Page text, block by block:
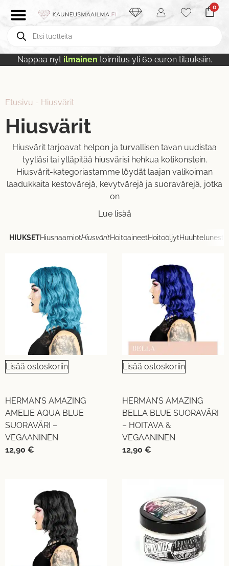
0
Nappaa nyt ilmainen toimitus yli 60 euron tilauksiin.
Etusivu - Hiusvärit
Hiusvärit
Hiusvärit tarjoavat helpon ja turvallisen tavan uudistaa
tyyliäsi tai ylläpitää hiusvärisi hehkua kotikonstein.
Hiusvärit-kategoriastamme löydät laajan valikoiman
laadukkaita kestovärejä, kevytvärejä ja suoravärejä, jotka
on
Lue lisää
HIUKSETHiusnaamiotHiusväritHoitoaineetHoitoöljyt
Lisää ostoskoriin
HERMAN’S AMAZING
AMELIE AQUA BLUE
SUORAVÄRI –
VEGAANINEN
12,90 €
Lisää ostoskoriin
HERMAN’S AMAZING
BELLA BLUE SUORAVÄRI
– HOITAVA &
VEGAANINEN
12,90 €